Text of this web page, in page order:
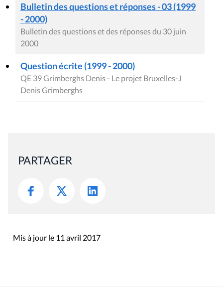
Bulletin des questions et réponses - 03 (1999
- 2000)
Bulletin des questions et des réponses du 30 juin
2000
Question écrite (1999 - 2000)
QE 39 Grimberghs Denis - Le projet Bruxelles-J
Denis Grimberghs
PARTAGER
Mis à jour le 11 avril 2017